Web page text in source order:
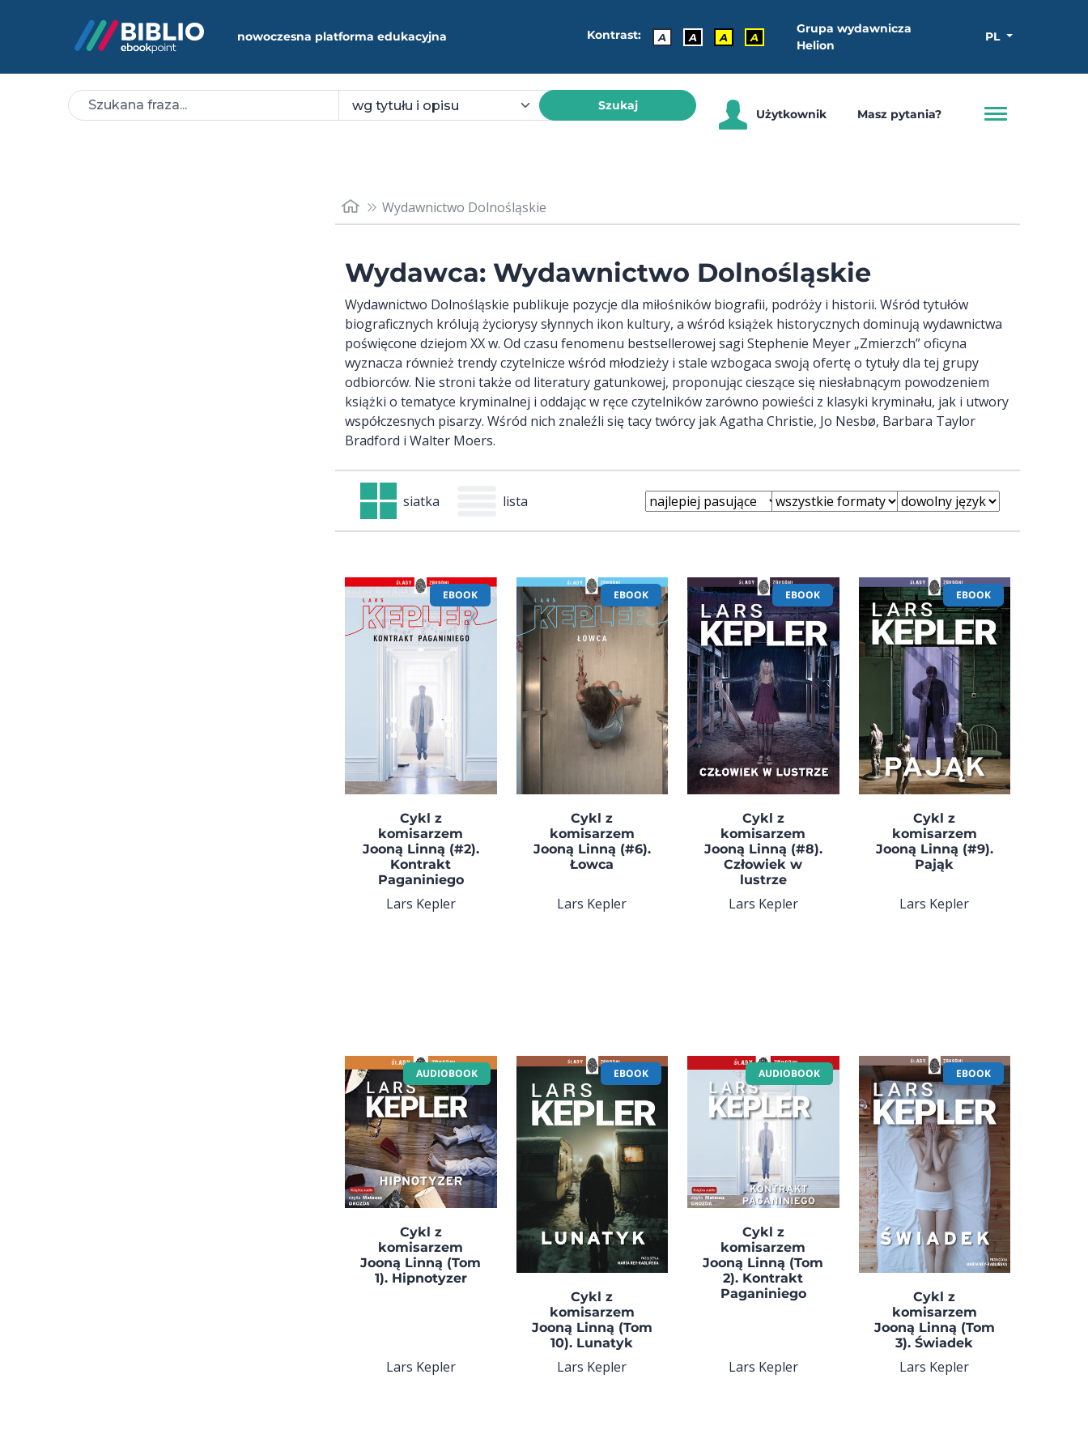
nowoczesna platforma edukacyjna Kontrast: A A A A
Grupa wydawnicza
Helion
PL
Szukaj
Użytkownik Masz pytania?
Wydawnictwo Dolnośląskie
Wydawca: Wydawnictwo Dolnośląskie
Wydawnictwo Dolnośląskie publikuje pozycje dla miłośników biografii, podróży i historii. Wśród tytułów
biograficznych królują życiorysy słynnych ikon kultury, a wśród książek historycznych dominują wydawnictwa
poświęcone dziejom XX w. Od czasu fenomenu bestsellerowej sagi Stephenie Meyer „Zmierzch” oficyna
wyznacza również trendy czytelnicze wśród młodzieży i stale wzbogaca swoją ofertę o tytuły dla tej grupy
odbiorców. Nie stroni także od literatury gatunkowej, proponując cieszące się niesłabnącym powodzeniem
książki o tematyce kryminalnej i oddając w ręce czytelników zarówno powieści z klasyki kryminału, jak i utwory
współczesnych pisarzy. Wśród nich znaleźli się tacy twórcy jak Agatha Christie, Jo Nesbø, Barbara Taylor
Bradford i Walter Moers.
siatka lista
EBOOK
Cykl z
komisarzem
Jooną Linną (#2).
Kontrakt
Paganiniego
Lars Kepler
EBOOK
Cykl z
komisarzem
Jooną Linną (#6).
Łowca
Lars Kepler
EBOOK
Cykl z
komisarzem
Jooną Linną (#8).
Człowiek w
lustrze
Lars Kepler
EBOOK
Cykl z
komisarzem
Jooną Linną (#9).
Pająk
Lars Kepler
AUDIOBOOK
Cykl z
komisarzem
Jooną Linną (Tom
1). Hipnotyzer
Lars Kepler
EBOOK
Cykl z
komisarzem
Jooną Linną (Tom
10). Lunatyk
Lars Kepler
AUDIOBOOK
Cykl z
komisarzem
Jooną Linną (Tom
2). Kontrakt
Paganiniego
Lars Kepler
EBOOK
Cykl z
komisarzem
Jooną Linną (Tom
3). Świadek
Lars Kepler